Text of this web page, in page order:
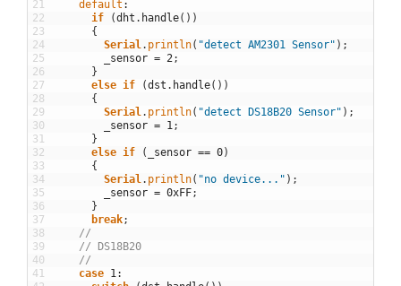
21
22
23
24
25
26
27
28
29
30
31
32
33
34
35
36
37
38
39
40
41
default :
if
(dht . handle( ) )
{
Serial . println( "detect AM2301 Sensor" ) ;
_sensor = 2 ;
}
else if (dst . handle( ) )
{
Serial . println( "detect DS18B20 Sensor" ) ;
_sensor = 1 ;
}
else if ( _sensor == 0)
{
Serial . println( "no device..." ) ;
_sensor = 0xFF;
}
break;
//
// DS18B20
//
case 1 :